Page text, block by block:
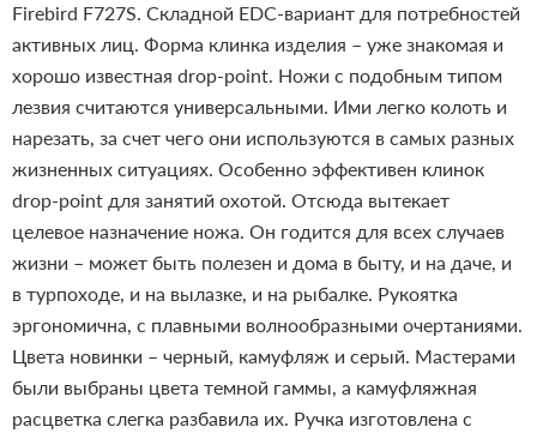
Firebird F727S. Складной EDC-вариант для потребностей
активных лиц. Форма клинка изделия – уже знакомая и
хорошо известная drop-point. Ножи с подобным типом
лезвия считаются универсальными. Ими легко колоть и
нарезать, за счет чего они используются в самых разных
жизненных ситуациях. Особенно эффективен клинок
drop-point для занятий охотой. Отсюда вытекает
целевое назначение ножа. Он годится для всех случаев
жизни – может быть полезен и дома в быту, и на даче, и
в турпоходе, и на вылазке, и на рыбалке. Рукоятка
эргономична, с плавными волнообразными очертаниями.
Цвета новинки – черный, камуфляж и серый. Мастерами
были выбраны цвета темной гаммы, а камуфляжная
расцветка слегка разбавила их. Ручка изготовлена с